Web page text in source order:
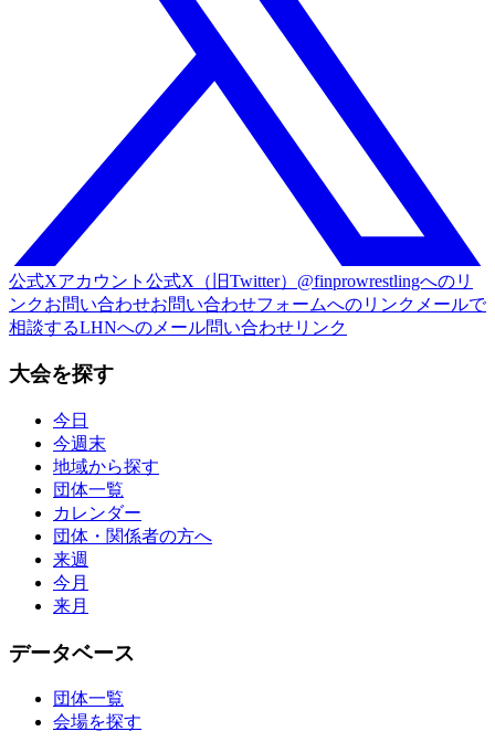
公式Xアカウント 公式X（旧Twitter）@finprowrestlingへのリ
ンクお問い合わせお問い合わせフォームへのリンク メールで
相談するLHNへのメール問い合わせリンク
大会を探す
今日
今週末
地域から探す
団体一覧
カレンダー
団体・関係者の方へ
来週
今月
来月
データベース
団体一覧
会場を探す